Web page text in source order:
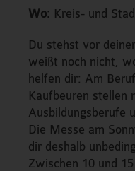
Wo: Kreis- und
Du stehst vor
weißt noch nicht,
helfen dir: Am
Kaufbeuren stellen
Ausbildungsberufe
Die Messe am
dir deshalb
Zwischen 10 und